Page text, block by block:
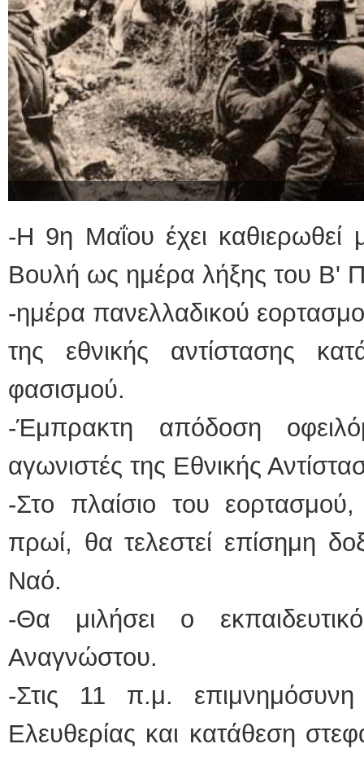
-Η 9η Μαΐου έχει
Βουλή ως ημέρα λήξης του Β'
-ημέρα πανελλαδικού
της εθνικής αντίστασης
φασισμού.
-Έμπρακτη απόδοση
αγωνιστές της Εθνικής
-Στο πλαίσιο του
πρωί, θα τελεστεί επίσημη
Ναό.
-Θα μιλήσει ο
Αναγνώστου.
-Στις 11 π.μ.
Ελευθερίας και κατάθεση